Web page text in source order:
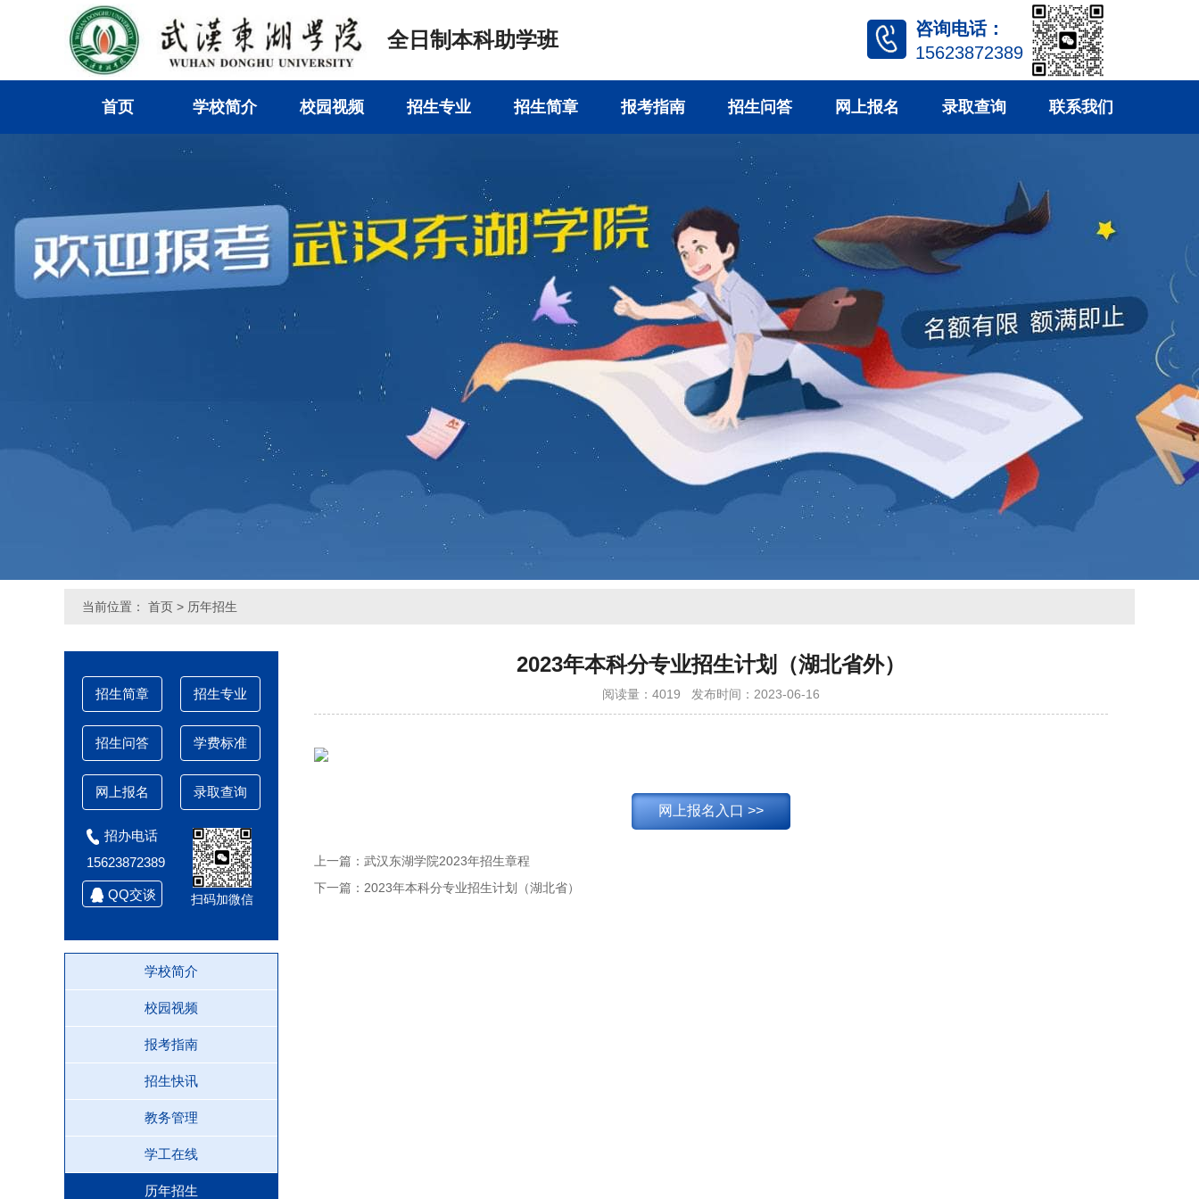
全日制本科助学班
咨询电话：
15623872389
首页 学校简介 校园视频 招生专业 招生简章 报考指南 招生问答 网上报名 录取查询 联系我们
当前位置： 首页 > 历年招生
招生简章 招生专业
招生问答 学费标准
网上报名 录取查询
招办电话
15623872389
QQ交谈 扫码加微信
学校简介
校园视频
报考指南
招生快讯
教务管理
学工在线
历年招生
2023年本科分专业招生计划（湖北省外）
阅读量：4019 发布时间：2023-06-16
网上报名入口 >>
上一篇： 武汉东湖学院2023年招生章程
下一篇： 2023年本科分专业招生计划（湖北省）